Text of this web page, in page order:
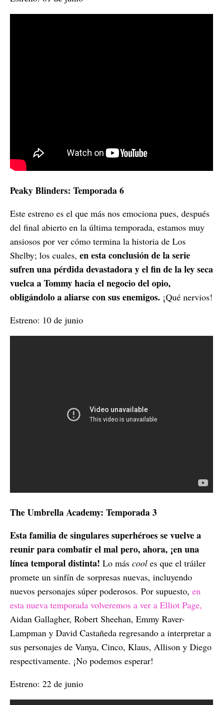
Peaky Blinders: Temporada 6
Este estreno es el que más nos emociona pues, después
del final abierto en la última temporada, estamos muy
ansiosos por ver cómo termina la historia de Los
Shelby; los cuales, en esta conclusión de la serie
sufren una pérdida devastadora y el fin de la ley seca
vuelca a Tommy hacia el negocio del opio,
obligándolo a aliarse con sus enemigos. ¡Qué nervios!
Estreno: 10 de junio
The Umbrella Academy: Temporada 3
Esta familia de singulares superhéroes se vuelve a
reunir para combatir el mal pero, ahora, ¡en una
línea temporal distinta! Lo más cool es que el tráiler
promete un sinfín de sorpresas nuevas, incluyendo
nuevos personajes súper poderosos. Por supuesto, en
esta nueva temporada volveremos a ver a Elliot Page,
Aidan Gallagher, Robert Sheehan, Emmy Raver-
Lampman y David Castañeda regresando a interpretar a
sus personajes de Vanya, Cinco, Klaus, Allison y Diego
respectivamente. ¡No podemos esperar!
Estreno: 22 de junio